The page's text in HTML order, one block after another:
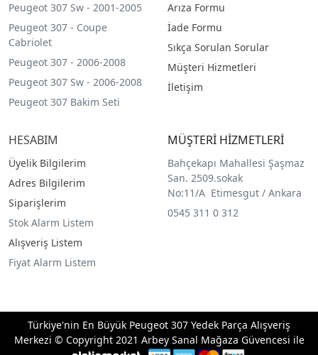
Peugeot 307 Sw - 2001-2005
Peugeot 307 - Coupe
Cabriolet
Peugeot 307 - 2006-2008
Peugeot 307 Sw - 2006-2008
Peugeot 307 Bakim Seti
Arıza Formu
İade Formu
Sıkça Sorulan Sorular
Müşteri Hizmetleri
İletişim
HESABIM
Üyelik Bilgilerim
Adres Bilgilerim
Siparişlerim
Stok Alarm Listem
Alışveriş Listem
Fiyat Alarm Listem
MÜŞTERİ HİZMETLERİ
Bahçekapı Mahallesi Şaşmaz
San. 2509.sokak
No:11/A Etimesgut / Ankara
0545 311 0 312
Türkiye'nin En Büyük Peugeot 307 Yedek Parça Alışveriş
Merkezi © Copyright 2021 Arbey Sanal Mağaza Güvencesi ile